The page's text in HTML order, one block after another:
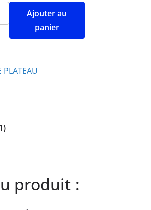
Ajouter au
panier
PLATEAU
produit :